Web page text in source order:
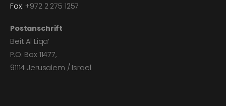
Fax: +972 2 275 1257
Postanschrift
Beit Al Liqa‘
P.O. Box 11477,
91114 Jerusalem / Israel